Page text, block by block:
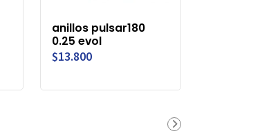
anillos pulsar180
0.25 evol
$13.800